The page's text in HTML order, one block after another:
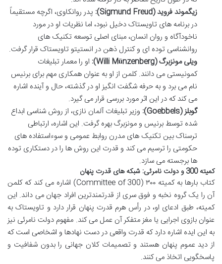
زیگموند فروید (Sigmund Freud):
پدر روانکاوی، اگرچه مستقیماً
در برنامه های تاویستاک دخیل نبود، اما نظریات او در مورد
ناخودآگاه و روان انسان، مبنای اصلی توسعه تکنیک های
روانشناسی توده ای و کنترل ذهن در انستیتو تاویستاک قرار گرفت.
ویلی مونزبرگ (Willi Münzenberg):
او را معمار تبلیغات
کمونیستی می دانند. کلمن از او به عنوان همکاری مهم برای برنیس
نام می برد و به حرفه شگفت انگیز او در گذشته، حال و آینده اشاره
می کند که در این اثر مورد بررسی قرار می گیرد.
گوبلز (Goebbels):
وزیر تبلیغات آلمان نازی، از روش شناسی ابداع
شده توسط برنیس و مونزبرگ بهره گرفت. این اشاره، ارتباطی
ترسناک بین تکنیک های مدرن روابط عمومی و سوءاستفاده های
حکومتی را ترسیم می کند و قدرت این روش ها را در دستکاری توده
ها برجسته می سازد.
کمیته 300 و دولت نامرئی: شبکه های قدرت پنهان
کتاب بارها به کمیته ۳۰۰ (Committee of 300) اشاره می کند که کلمن
آن را یک گروه نخبه و فوق سری از قدرتمندترین افراد جهان می داند. این
کمیته، طبق ادعای او، در رأس هرم قدرت پنهان قرار دارد و تاویستاک به
عنوان بازوی اجرایی یا مغز متفکر آن عمل می کند. مفهوم دولت نامرئی نیز
به این ایده اشاره دارد که قدرت واقعی در دست نهادها و اشخاصی است که
از دید عموم پنهان هستند و تصمیمات کلان جهانی را بدون شفافیت و
پاسخگویی اتخاذ می کنند.